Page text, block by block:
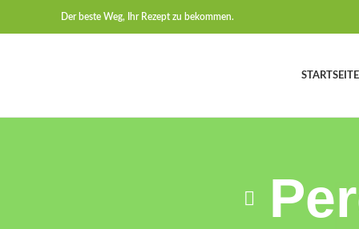
Der beste Weg, Ihr Rezept zu bekommen.
STARTSEITE